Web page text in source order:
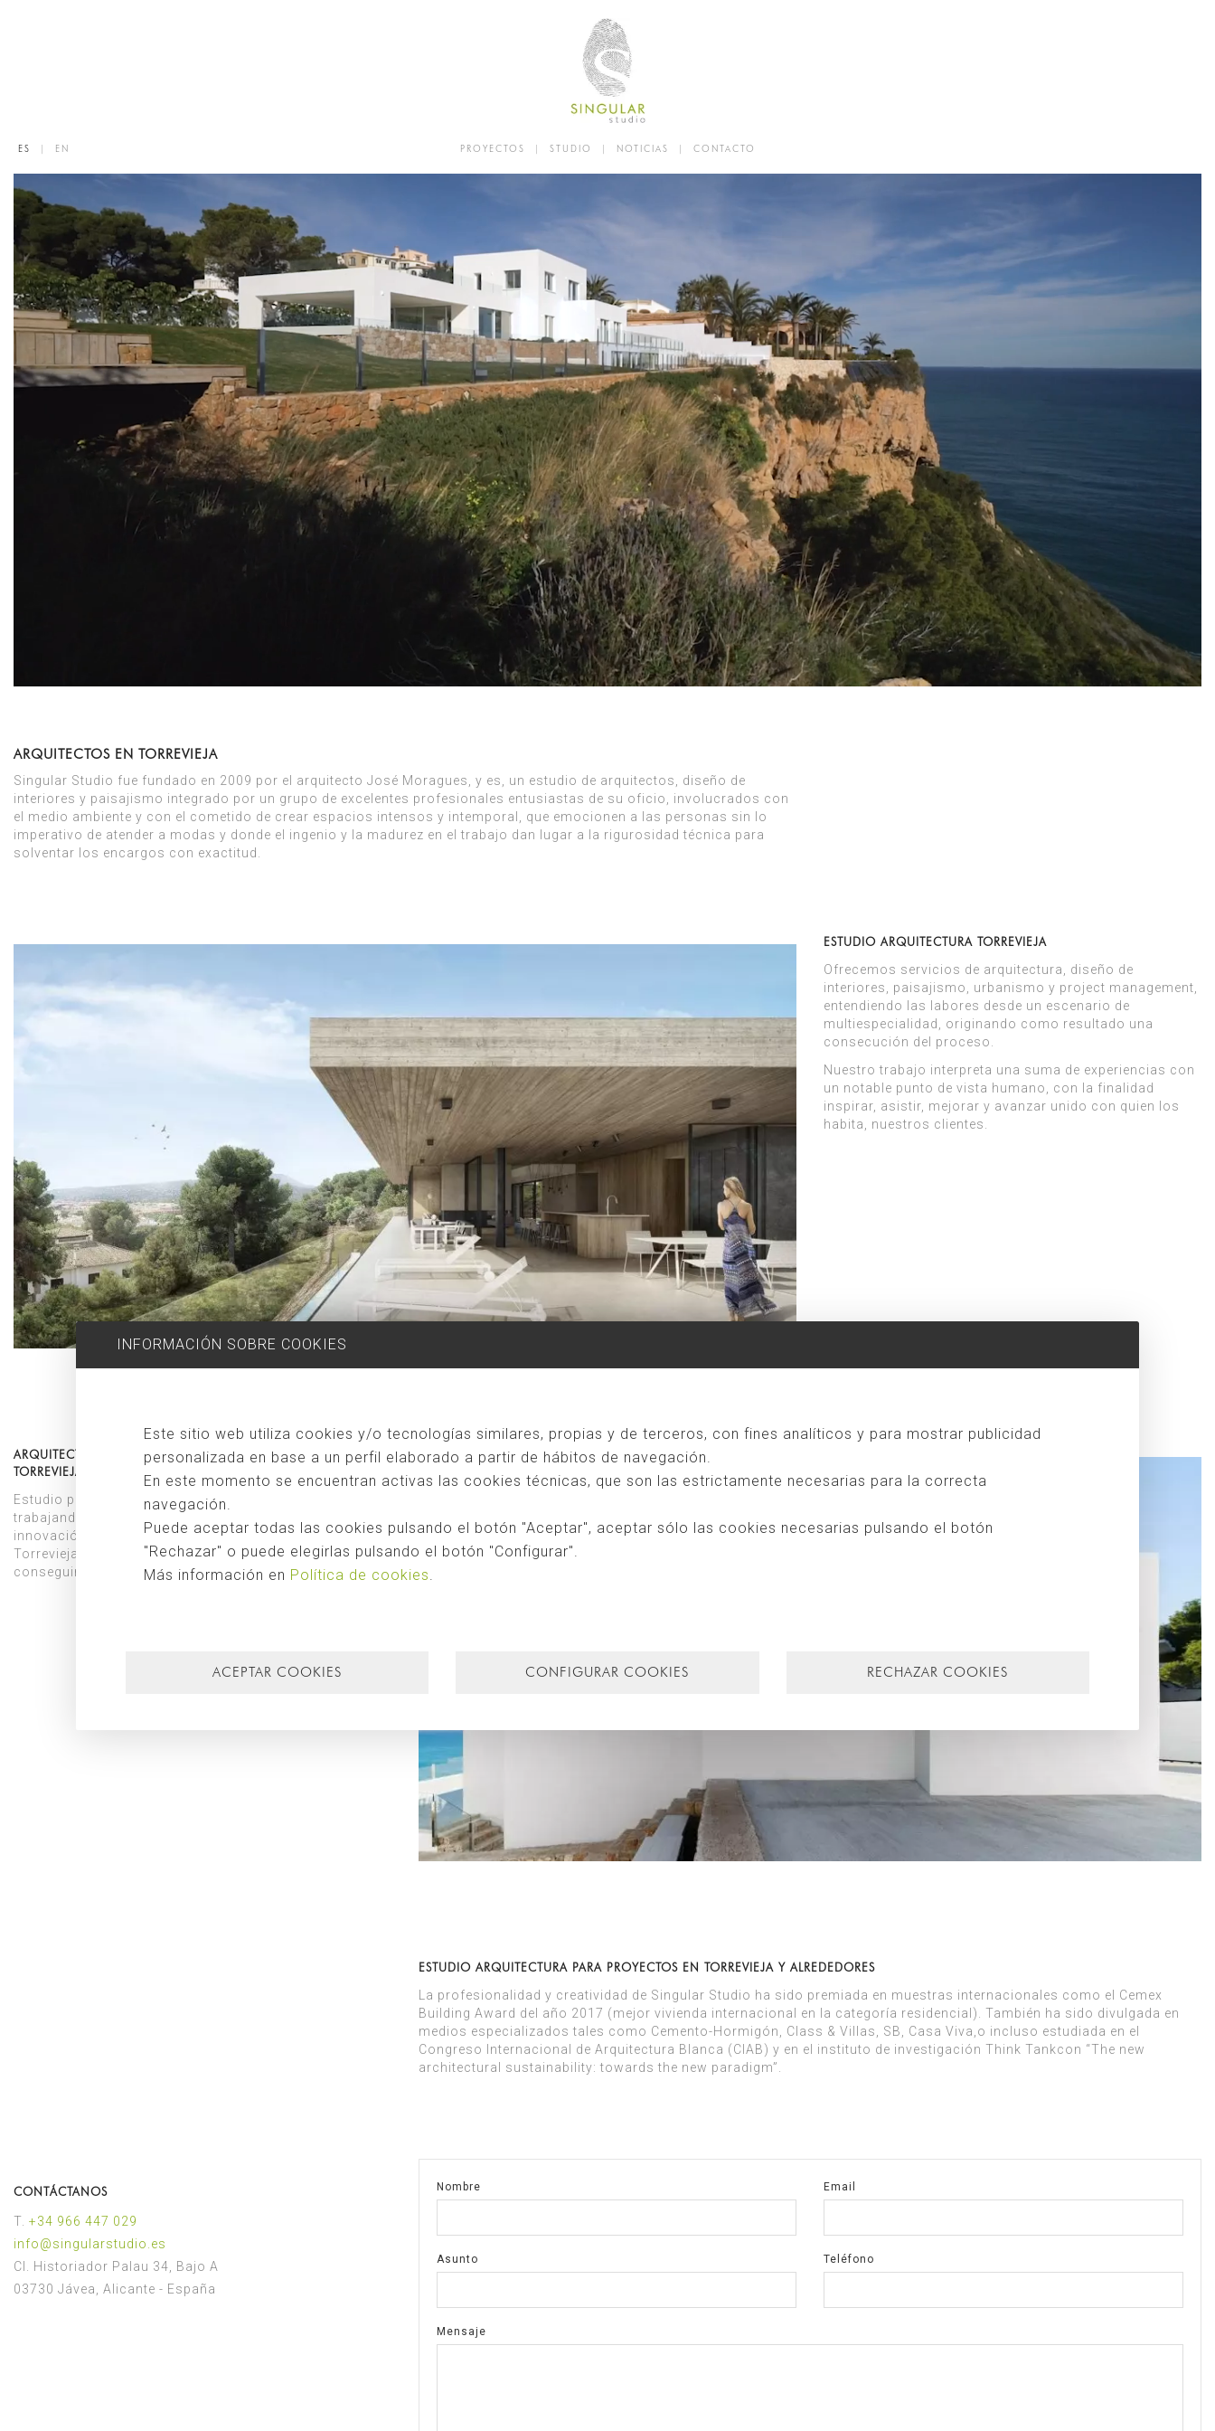
ES EN PROYECTOS STUDIO NOTICIAS CONTACTO
ARQUITECTOS EN TORREVIEJA
Singular Studio fue fundado en 2009 por el arquitecto José Moragues, y es, un estudio de arquitectos, diseño de
interiores y paisajismo integrado por un grupo de excelentes profesionales entusiastas de su oficio, involucrados con
el medio ambiente y con el cometido de crear espacios intensos y intemporal, que emocionen a las personas sin lo
imperativo de atender a modas y donde el ingenio y la madurez en el trabajo dan lugar a la rigurosidad técnica para
solventar los encargos con exactitud.
ESTUDIO ARQUITECTURA TORREVIEJA
Ofrecemos servicios de arquitectura, diseño de
interiores, paisajismo, urbanismo y project management,
entendiendo las labores desde un escenario de
multiespecialidad, originando como resultado una
consecución del proceso.
Nuestro trabajo interpreta una suma de experiencias con
un notable punto de vista humano, con la finalidad
inspirar, asistir, mejorar y avanzar unido con quien los
habita, nuestros clientes.
ARQUITECTOS PARA CONSTRUCCIONES Y REFORMAS EN
TORREVIEJA
Estudio para proyectos de arquitectura en Torrevieja,
trabajando los encargos desde la premisa del orden y la
innovación. Proporcionamos a los proyectos de
Torrevieja todos los encargos con precisión con los que
conseguir resultados exquisitos.
ESTUDIO ARQUITECTURA PARA PROYECTOS EN TORREVIEJA Y ALREDEDORES
La profesionalidad y creatividad de Singular Studio ha sido premiada en muestras internacionales como el Cemex
Building Award del año 2017 (mejor vivienda internacional en la categoría residencial). También ha sido divulgada en
medios especializados tales como Cemento-Hormigón, Class & Villas, SB, Casa Viva,o incluso estudiada en el
Congreso Internacional de Arquitectura Blanca (CIAB) y en el instituto de investigación Think Tankcon “The new
architectural sustainability: towards the new paradigm”.
CONTÁCTANOS
T. +34 966 447 029
іnfo@singularstudio.es
Cl. Historiador Palau 34, Bajo A
03730 Jávea, Alicante - España
Nombre Email
Asunto Teléfono
Mensaje
INFORMACIÓN SOBRE COOKIES
Este sitio web utiliza cookies y/o tecnologías similares, propias y de terceros, con fines analíticos y para mostrar publicidad
personalizada en base a un perfil elaborado a partir de hábitos de navegación.
En este momento se encuentran activas las cookies técnicas, que son las estrictamente necesarias para la correcta
navegación.
Puede aceptar todas las cookies pulsando el botón "Aceptar", aceptar sólo las cookies necesarias pulsando el botón
"Rechazar" o puede elegirlas pulsando el botón "Configurar".
Más información en Política de cookies
ACEPTAR COOKIES CONFIGURAR COOKIES RECHAZAR COOKIES